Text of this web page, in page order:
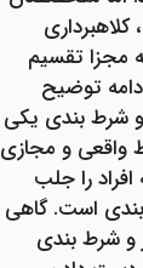
را در ۶ دسته مجزا تقسیم
توضیح
۱- قمار و شرط بندی یکی
واقعی و مجازی
را جلب
است. گاهی
و شرط بندی